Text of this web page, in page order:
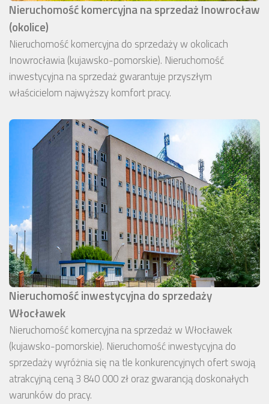
Nieruchomość komercyjna na sprzedaż Inowrocław
(okolice)
Nieruchomość komercyjna do sprzedaży w okolicach
Inowrocławia (kujawsko-pomorskie). Nieruchomość
inwestycyjna na sprzedaż gwarantuje przyszłym
właścicielom najwyższy komfort pracy.
Nieruchomość inwestycyjna do sprzedaży
Włocławek
Nieruchomość komercyjna na sprzedaż w Włocławek
(kujawsko-pomorskie). Nieruchomość inwestycyjna do
sprzedaży wyróżnia się na tle konkurencyjnych ofert swoją
atrakcyjną ceną 3 840 000 zł oraz gwarancją doskonałych
warunków do pracy.